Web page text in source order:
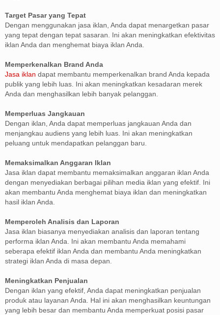
Target Pasar yang Tepat
Dengan menggunakan jasa iklan, Anda dapat menargetkan pasar
yang tepat dengan tepat sasaran. Ini akan meningkatkan efektivitas
iklan Anda dan menghemat biaya iklan Anda.
Memperkenalkan Brand Anda
Jasa iklan dapat membantu memperkenalkan brand Anda kepada
publik yang lebih luas. Ini akan meningkatkan kesadaran merek
Anda dan menghasilkan lebih banyak pelanggan.
Memperluas Jangkauan
Dengan iklan, Anda dapat memperluas jangkauan Anda dan
menjangkau audiens yang lebih luas. Ini akan meningkatkan
peluang untuk mendapatkan pelanggan baru.
Memaksimalkan Anggaran Iklan
Jasa iklan dapat membantu memaksimalkan anggaran iklan Anda
dengan menyediakan berbagai pilihan media iklan yang efektif. Ini
akan membantu Anda menghemat biaya iklan dan meningkatkan
hasil iklan Anda.
Memperoleh Analisis dan Laporan
Jasa iklan biasanya menyediakan analisis dan laporan tentang
performa iklan Anda. Ini akan membantu Anda memahami
seberapa efektif iklan Anda dan membantu Anda meningkatkan
strategi iklan Anda di masa depan.
Meningkatkan Penjualan
Dengan iklan yang efektif, Anda dapat meningkatkan penjualan
produk atau layanan Anda. Hal ini akan menghasilkan keuntungan
yang lebih besar dan membantu Anda memperkuat posisi pasar